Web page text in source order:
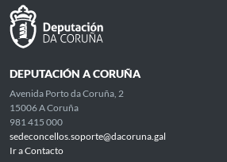
DEPUTACIÓN A CORUÑA
Avenida Porto da Coruña, 2
15006 A Coruña
981 415 000
sedeconcellos.soporte@dacoruna.gal
Ir a Contacto